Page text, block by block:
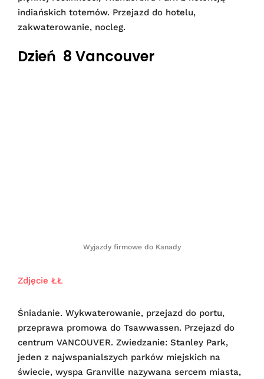
indiańskich totemów. Przejazd do hotelu,
zakwaterowanie, nocleg.
Dzień 8 Vancouver
Wyjazdy firmowe do Kanady
Zdjęcie ŁŁ
Śniadanie. Wykwaterowanie, przejazd do portu,
przeprawa promowa do Tsawwassen. Przejazd do
centrum VANCOUVER. Zwiedzanie: Stanley Park,
jeden z najwspanialszych parków miejskich na
świecie, wyspa Granville nazywana sercem miasta,